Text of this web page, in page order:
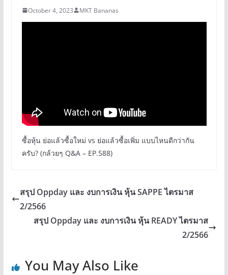
October 4, 2023 MKT Bananas
ซื้อหุ้น ย่อแล้วซื้อใหม่ vs ย่อแล้วซื้อเพิ่ม แบบไหนดีกว่ากัน
ครับ? (กล้วยๆ Q&A – EP.588)
สรุป Oppday และ งบการเงิน หุ้น SAPPE ไตรมาส
2/2566
สรุป Oppday และ งบการเงิน หุ้น READY ไตรมาส
2/2566
You May Also Like